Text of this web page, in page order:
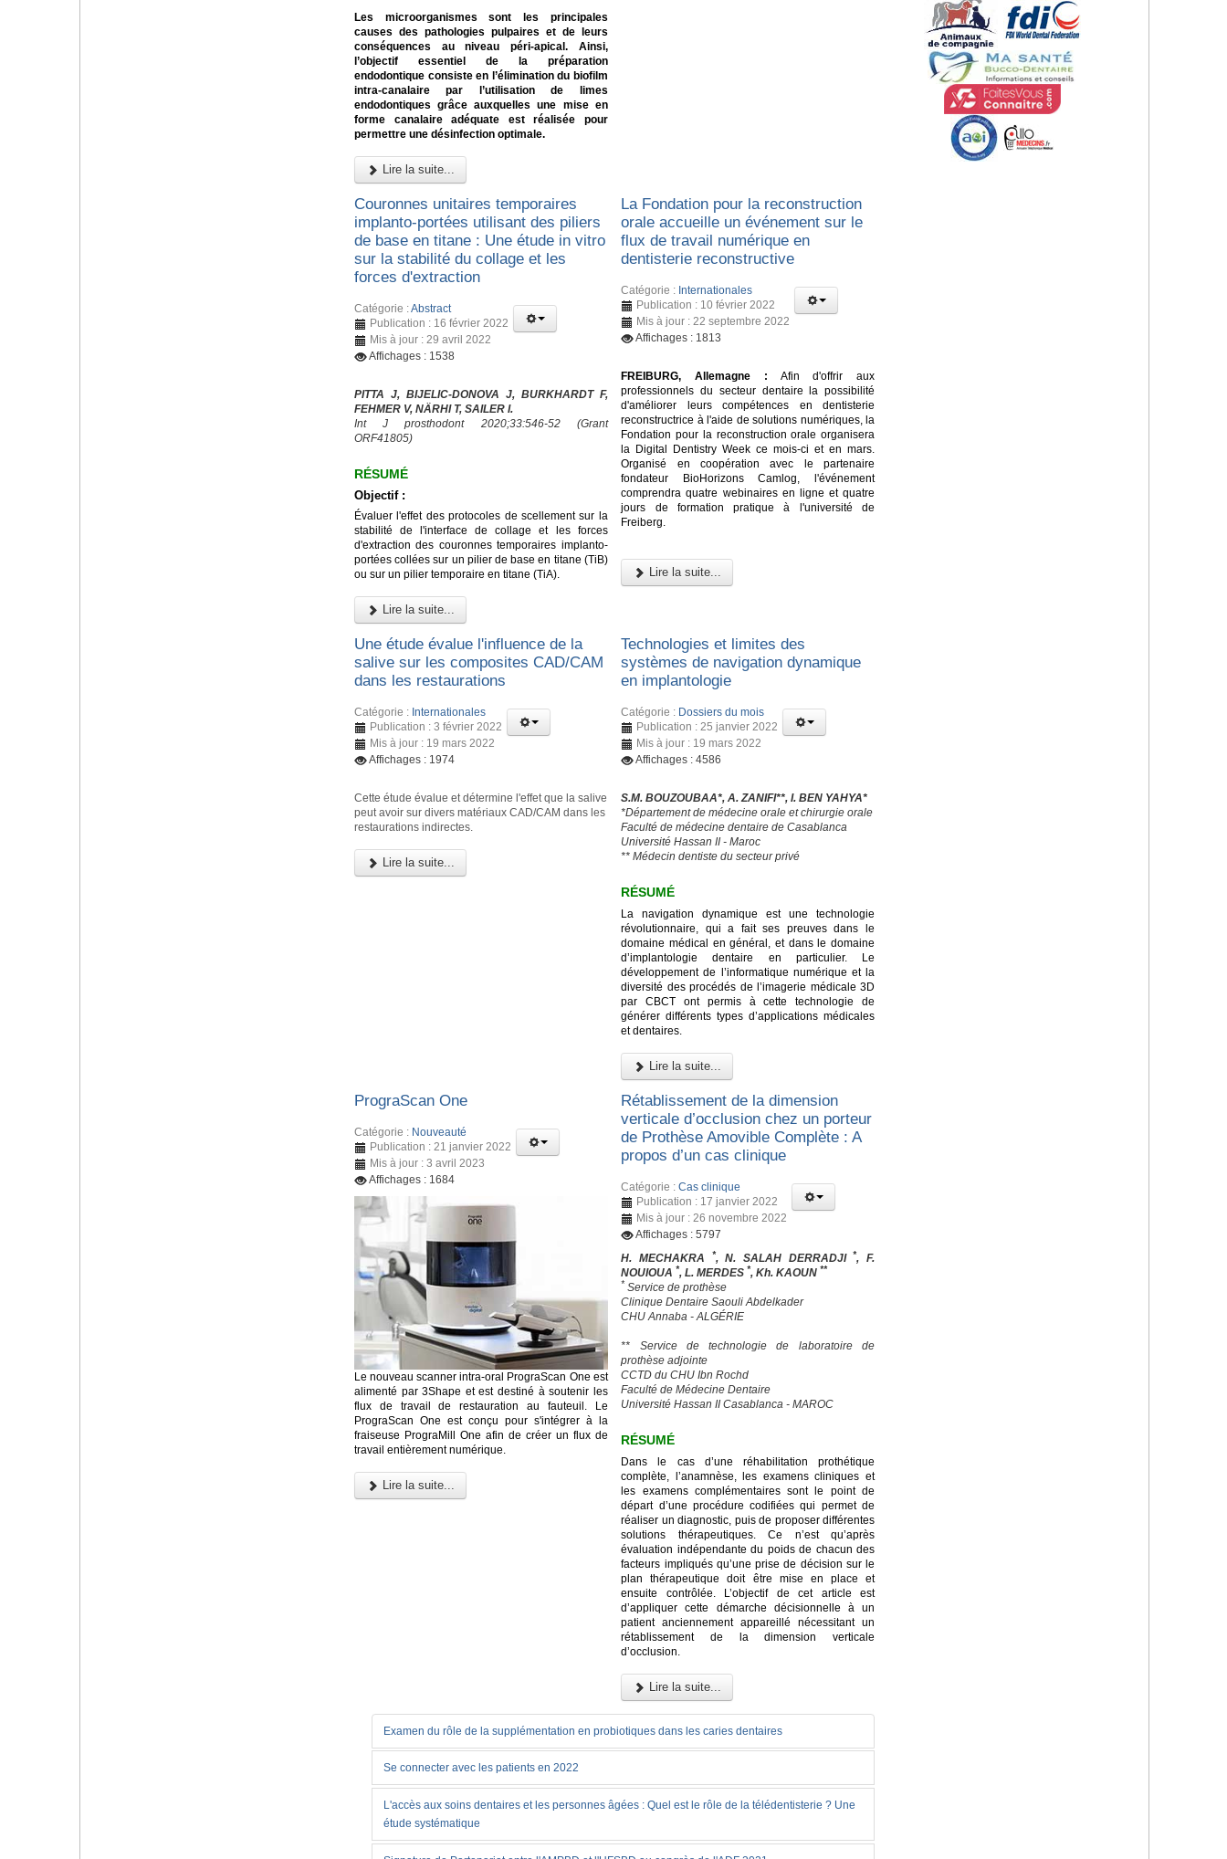
Les microorganismes sont les principales
causes des pathologies pulpaires et de leurs
conséquences au niveau péri-apical. Ainsi,
l’objectif essentiel de la préparation
endodontique consiste en l’élimination du biofilm
intra-canalaire par l’utilisation de limes
endodontiques grâce auxquelles une mise en
forme canalaire adéquate est réalisée pour
permettre une désinfection optimale.
Lire la suite...
Couronnes unitaires temporaires
implanto-portées utilisant des piliers
de base en titane : Une étude in vitro
sur la stabilité du collage et les
forces d'extraction
Catégorie :Abstract
Publication : 16 février 2022
Mis à jour : 29 avril 2022
Affichages : 1538
PITTA J, BIJELIC-DONOVA J, BURKHARDT F,
FEHMER V, NÄRHI T, SAILER I.
Int J prosthodont 2020;33:546-52 (Grant
ORF41805)
RÉSUMÉ
Objectif :
Évaluer l'effet des protocoles de scellement sur la
stabilité de l'interface de collage et les forces
d'extraction des couronnes temporaires implanto-
portées collées sur un pilier de base en titane (TiB)
ou sur un pilier temporaire en titane (TiA).
Lire la suite...
La Fondation pour la reconstruction
orale accueille un événement sur le
flux de travail numérique en
dentisterie reconstructive
Catégorie : Internationales
Publication : 10 février 2022
Mis à jour : 22 septembre 2022
Affichages : 1813
FREIBURG, Allemagne : Afin d'offrir aux
professionnels du secteur dentaire la possibilité
d'améliorer leurs compétences en dentisterie
reconstructrice à l'aide de solutions numériques, la
Fondation pour la reconstruction orale organisera
la Digital Dentistry Week ce mois-ci et en mars.
Organisé en coopération avec le partenaire
fondateur BioHorizons Camlog, l'événement
comprendra quatre webinaires en ligne et quatre
jours de formation pratique à l'université de
Freiberg.
Lire la suite...
Une étude évalue l'influence de la
salive sur les composites CAD/CAM
dans les restaurations
Catégorie : Internationales
Publication : 3 février 2022
Mis à jour : 19 mars 2022
Affichages : 1974
Cette étude évalue et détermine l'effet que la salive
peut avoir sur divers matériaux CAD/CAM dans les
restaurations indirectes.
Lire la suite...
Technologies et limites des
systèmes de navigation dynamique
en implantologie
Catégorie : Dossiers du mois
Publication : 25 janvier 2022
Mis à jour : 19 mars 2022
Affichages : 4586
S.M. BOUZOUBAA*, A. ZANIFI**, I. BEN YAHYA*
*Département de médecine orale et chirurgie orale
Faculté de médecine dentaire de Casablanca
Université Hassan II - Maroc
** Médecin dentiste du secteur privé
RÉSUMÉ
La navigation dynamique est une technologie
révolutionnaire, qui a fait ses preuves dans le
domaine médical en général, et dans le domaine
d’implantologie dentaire en particulier. Le
développement de l’informatique numérique et la
diversité des procédés de l’imagerie médicale 3D
par CBCT ont permis à cette technologie de
générer différents types d’applications médicales
et dentaires.
Lire la suite...
PrograScan One
Catégorie : Nouveauté
Publication : 21 janvier 2022
Mis à jour : 3 avril 2023
Affichages : 1684
Le nouveau scanner intra-oral PrograScan One est
alimenté par 3Shape et est destiné à soutenir les
flux de travail de restauration au fauteuil. Le
PrograScan One est conçu pour s'intégrer à la
fraiseuse PrograMill One afin de créer un flux de
travail entièrement numérique.
Lire la suite...
Rétablissement de la dimension
verticale d’occlusion chez un porteur
de Prothèse Amovible Complète : A
propos d’un cas clinique
Catégorie :Cas clinique
Publication : 17 janvier 2022
Mis à jour : 26 novembre 2022
Affichages : 5797
H. MECHAKRA
*, N. SALAH DERRADJI *, F.
NOUIOUA *, L. MERDES *, Kh. KAOUN **
* Service de prothèse
Clinique Dentaire Saouli Abdelkader
CHU Annaba - ALGÉRIE
** Service de technologie de laboratoire de
prothèse adjointe
CCTD du CHU Ibn Rochd
Faculté de Médecine Dentaire
Université Hassan II Casablanca - MAROC
RÉSUMÉ
Dans le cas d’une réhabilitation prothétique
complète, l’anamnèse, les examens cliniques et
les examens complémentaires sont le point de
départ d’une procédure codifiées qui permet de
réaliser un diagnostic, puis de proposer différentes
solutions thérapeutiques. Ce n’est qu’après
évaluation indépendante du poids de chacun des
facteurs impliqués qu’une prise de décision sur le
plan thérapeutique doit être mise en place et
ensuite contrôlée. L’objectif de cet article est
d’appliquer cette démarche décisionnelle à un
patient anciennement appareillé nécessitant un
rétablissement de la dimension verticale
d’occlusion.
Lire la suite...
Examen du rôle de la supplémentation en probiotiques dans les caries dentaires
Se connecter avec les patients en 2022
L'accès aux soins dentaires et les personnes âgées : Quel est le rôle de la télédentisterie ? Une
étude systématique